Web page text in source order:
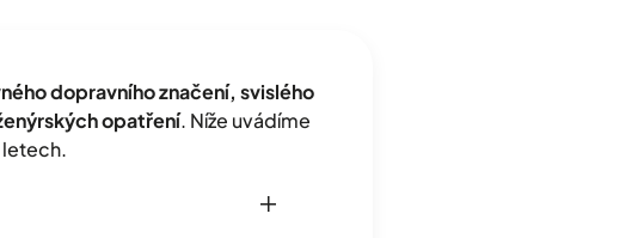
dopravního značení, svislého
opatření. Níže uvádíme